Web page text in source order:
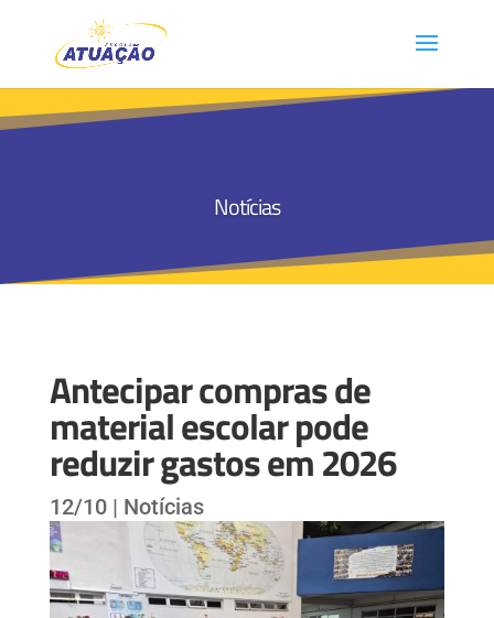
Notícias
Antecipar compras de
material escolar pode
reduzir gastos em 2026
12/10| Notícias